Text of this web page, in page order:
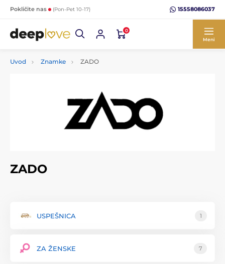
Pokličite nas (Pon-Pet 10-17) 15558086037
0
Meni
Uvod Znamke ZADO
ZADO
USPEŠNICA 1
ZA ŽENSKE 7